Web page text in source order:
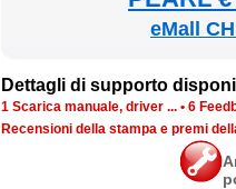
eMall
Det­ta­gli di sup­por­to
1 Sca­ri­ca ma­nua­le, dri­ver ... • 6
Re­cen­sio­ni del­la stam­pa e pre­mi